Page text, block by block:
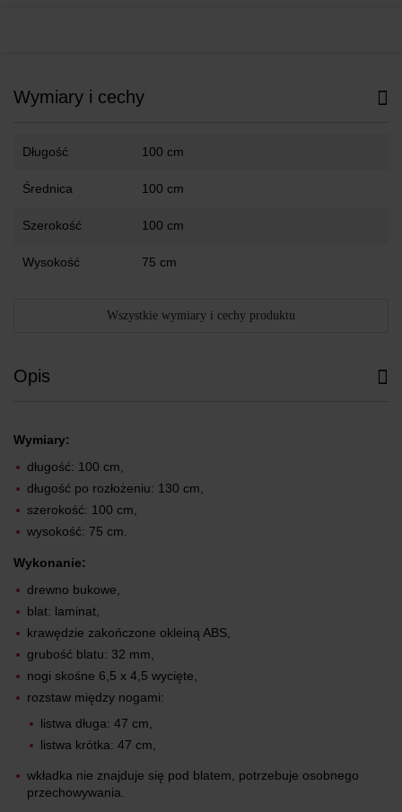
Wymiary i cechy
Długość 100 cm
Średnica 100 cm
Szerokość 100 cm
Wysokość 75 cm
Wszystkie wymiary i cechy produktu
Opis
Wymiary:
długość: 100 cm,
długość po rozłożeniu: 130 cm,
szerokość: 100 cm,
wysokość: 75 cm.
Wykonanie:
drewno bukowe,
blat: laminat,
krawędzie zakończone okleiną ABS,
grubość blatu: 32 mm,
nogi skośne 6,5 x 4,5 wycięte,
rozstaw między nogami:
listwa długa: 47 cm,
listwa krótka: 47 cm,
wkładka nie znajduje się pod blatem, potrzebuje osobnego
przechowywania.